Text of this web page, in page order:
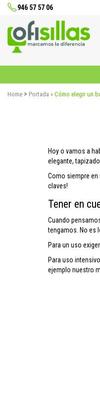
946 57 57 06
Home > Portada » Cómo elegir un
Hoy o vamos a
elegante,
Como siempre
claves!
Tener en
Cuando
tengamos. No es
Para un uso
Para uso
ejemplo nuestro